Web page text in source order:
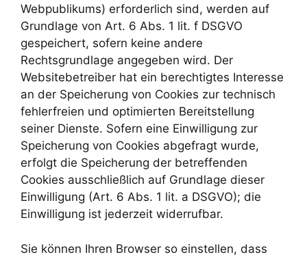
Webpublikums) erforderlich sind, werden auf
Grundlage von Art. 6 Abs. 1 lit. f DSGVO
gespeichert, sofern keine andere
Rechtsgrundlage angegeben wird. Der
Websitebetreiber hat ein berechtigtes Interesse
an der Speicherung von Cookies zur technisch
fehlerfreien und optimierten Bereitstellung
seiner Dienste. Sofern eine Einwilligung zur
Speicherung von Cookies abgefragt wurde,
erfolgt die Speicherung der betreffenden
Cookies ausschließlich auf Grundlage dieser
Einwilligung (Art. 6 Abs. 1 lit. a DSGVO); die
Einwilligung ist jederzeit widerrufbar.
Sie können Ihren Browser so einstellen, dass